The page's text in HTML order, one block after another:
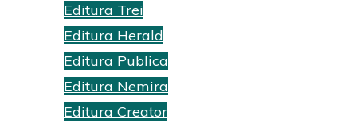
Editura Trei
Editura Herald
Editura Publica
Editura Nemira
Editura Creator